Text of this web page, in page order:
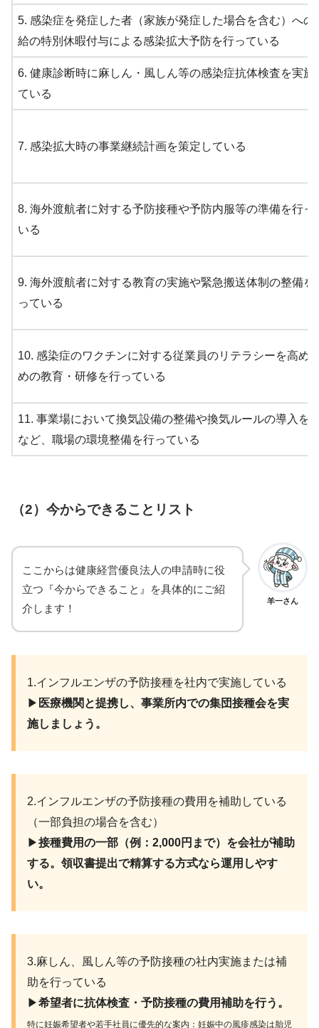
5. 感染症を発症した者（家族が発症した場合を含む）への
給の特別休暇付与による感染拡大予防を行っている
6. 健康診断時に麻しん・風しん等の感染症抗体検査を実施
ている
7. 感染拡大時の事業継続計画を策定している
8. 海外渡航者に対する予防接種や予防内服等の準備を行っ
いる
9. 海外渡航者に対する教育の実施や緊急搬送体制の整備を
っている
10. 感染症のワクチンに対する従業員のリテラシーを高め
めの教育・研修を行っている
11. 事業場において換気設備の整備や換気ルールの導入を
など、職場の環境整備を行っている
（2） 今からできることリスト
羊一さん
ここからは健康経営優良法人の申請時に役
立つ『今からできること』を具体的にご紹
介します！
1.インフルエンザの予防接種を社内で実施している
▶︎ 医療機関と提携し、事業所内での集団接種会を実
施しましょう。
2.インフルエンザの予防接種の費用を補助している
（一部負担の場合を含む）
▶︎接種費用の一部（例：2,000円まで）を会社が補助
する。領収書提出で精算する方式なら運用しやす
い。
3.麻しん、風しん等の予防接種の社内実施または補
助を行っている
▶︎希望者に抗体検査・予防接種の費用補助を行う。
特に妊娠希望者や若手社員に優先的な案内：妊娠中の風疹感染は胎児